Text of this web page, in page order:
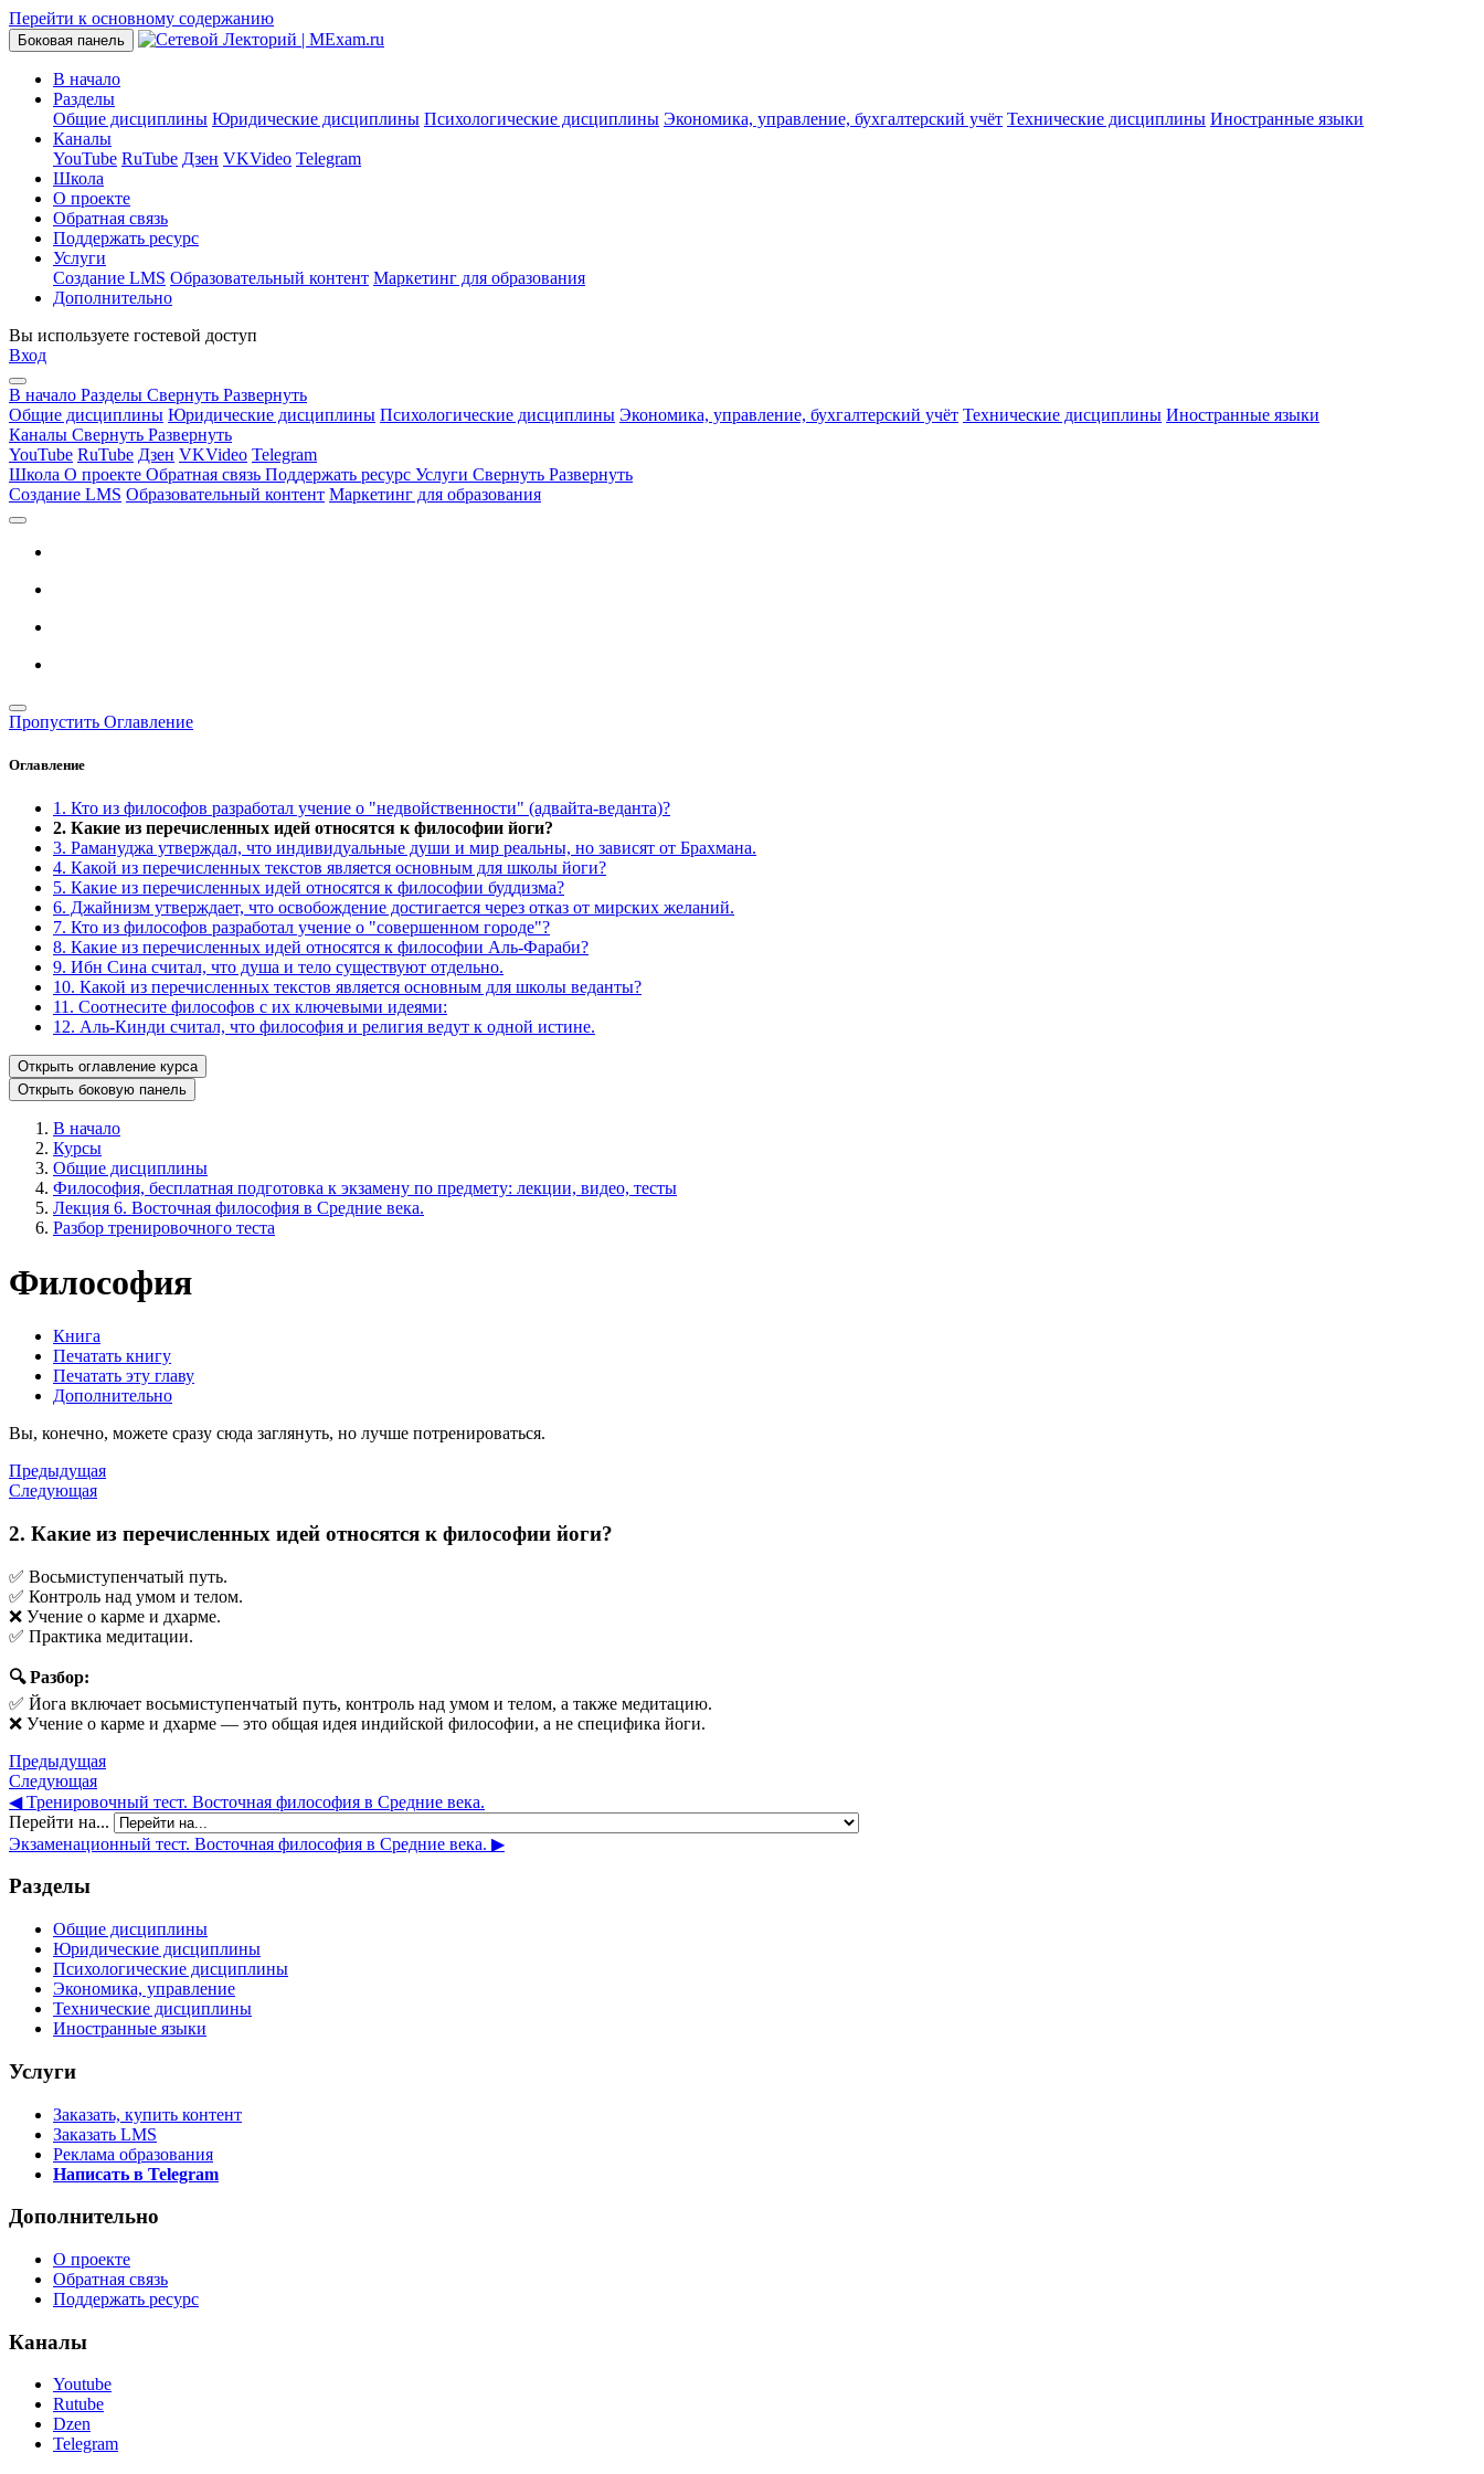
Перейти к основному содержанию
Боковая панель
В начало
Разделы
Общие дисциплины Юридические дисциплины Психологические дисциплины Экономика, управление, бухгалтерский учёт Технические дисциплины Иностранные языки
Каналы
YouTube RuTube Дзен VKVideo Telegram
Школа
О проекте
Обратная связь
Поддержать ресурс
Услуги
Создание LMS Образовательный контент Маркетинг для образования
Дополнительно
Вы используете гостевой доступ
Вход
В начало Разделы Свернуть Развернуть
Общие дисциплины Юридические дисциплины Психологические дисциплины Экономика, управление, бухгалтерский учёт Технические дисциплины Иностранные языки
Каналы Свернуть Развернуть
YouTube RuTube Дзен VKVideo Telegram
Школа О проекте Обратная связь Поддержать ресурс Услуги Свернуть Развернуть
Создание LMS Образовательный контент Маркетинг для образования
Пропустить Оглавление
Оглавление
1. Кто из философов разработал учение о "недвойственности" (адвайта-веданта)?
2. Какие из перечисленных идей относятся к философии йоги?
3. Рамануджа утверждал, что индивидуальные души и мир реальны, но зависят от Брахмана.
4. Какой из перечисленных текстов является основным для школы йоги?
5. Какие из перечисленных идей относятся к философии буддизма?
6. Джайнизм утверждает, что освобождение достигается через отказ от мирских желаний.
7. Кто из философов разработал учение о "совершенном городе"?
8. Какие из перечисленных идей относятся к философии Аль-Фараби?
9. Ибн Сина считал, что душа и тело существуют отдельно.
10. Какой из перечисленных текстов является основным для школы веданты?
11. Соотнесите философов с их ключевыми идеями:
12. Аль-Кинди считал, что философия и религия ведут к одной истине.
Открыть оглавление курса
Открыть боковую панель
В начало
Курсы
Общие дисциплины
Философия, бесплатная подготовка к экзамену по предмету: лекции, видео, тесты
Лекция 6. Восточная философия в Средние века.
Разбор тренировочного теста
Философия
Книга
Печатать книгу
Печатать эту главу
Дополнительно
Вы, конечно, можете сразу сюда заглянуть, но лучше потренироваться.
Предыдущая
Следующая
2. Какие из перечисленных идей относятся к философии йоги?
✅ Восьмиступенчатый путь.
✅ Контроль над умом и телом.
❌ Учение о карме и дхарме.
✅ Практика медитации.
🔍 Разбор:
✅ Йога включает восьмиступенчатый путь, контроль над умом и телом, а также медитацию.
❌ Учение о карме и дхарме — это общая идея индийской философии, а не специфика йоги.
Предыдущая
Следующая
◀︎ Тренировочный тест. Восточная философия в Средние века.
Перейти на...
Экзаменационный тест. Восточная философия в Средние века. ▶︎
Разделы
Общие дисциплины
Юридические дисциплины
Психологические дисциплины
Экономика, управление
Технические дисциплины
Иностранные языки
Услуги
Заказать, купить контент
Заказать LMS
Реклама образования
Написать в Telegram
Дополнительно
О проекте
Обратная связь
Поддержать ресурс
Каналы
Youtube
Rutube
Dzen
Telegram